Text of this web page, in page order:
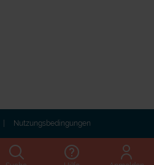
Nutzungsbedingungen